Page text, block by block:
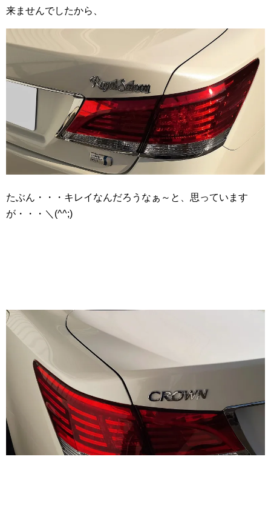
来ませんでしたから、
たぶん・・・キレイなんだろうなぁ～と、思っています
が・・・＼(^^;)